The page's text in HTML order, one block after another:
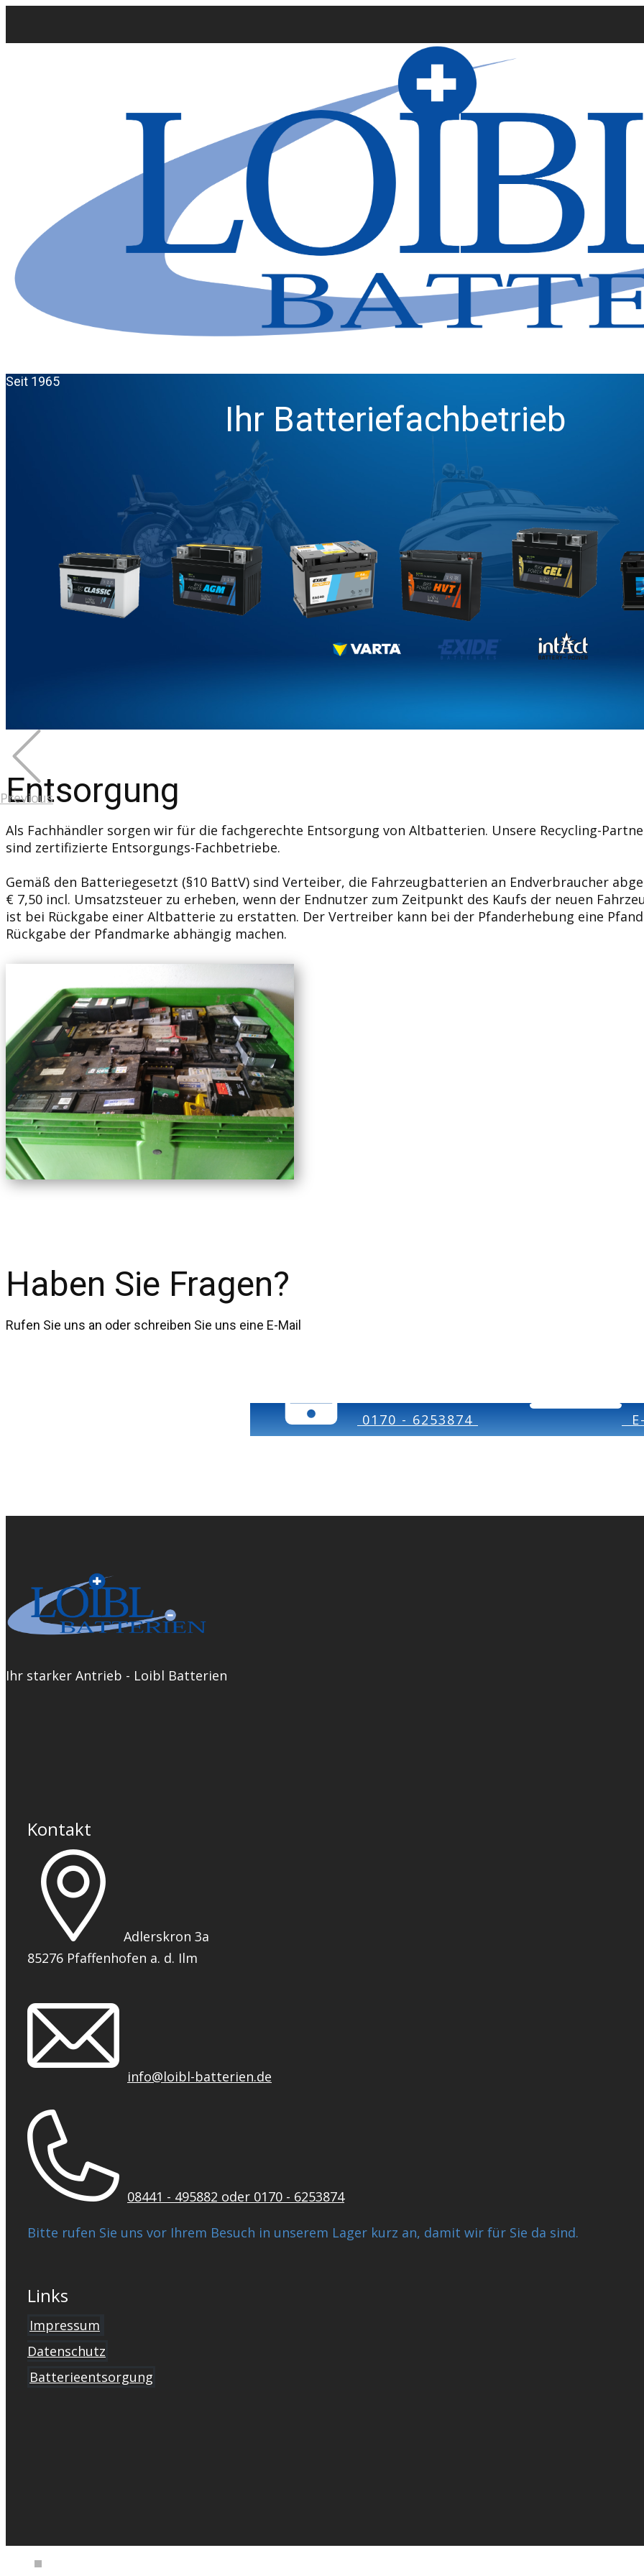
Seit 1965
Ihr Batteriefachbetrieb
Previous
Entsorgung
Als Fachhändler sorgen wir für die fachgerechte Entsorgung von Altbatterien. Unsere Recycling-
sind zertifizierte Entsorgungs-Fachbetriebe.
Gemäß den Batteriegesetzt (§10 BattV) sind Verteiber, die Fahrzeugbatterien an Endverbraucher
€ 7,50 incl. Umsatzsteuer zu erheben, wenn der Endnutzer zum Zeitpunkt des Kaufs der neuen
ist bei Rückgabe einer Altbatterie zu erstatten. Der Vertreiber kann bei der Pfanderhebung eine
Rückgabe der Pfandmarke abhängig machen.
Haben Sie Fragen?
Rufen Sie uns an oder schreiben Sie uns eine E-Mail
0170 - 6253874
Ihr starker Antrieb - Loibl Batterien
Kontakt
Adlerskron 3a
85276 Pfaffenhofen a. d. Ilm
info@loibl-batterien.de
08441 - 495882 oder 0170 - 6253874
Bitte rufen Sie uns vor Ihrem Besuch in unserem Lager kurz an, damit wir für Sie da sind.
Links
Impressum
Datenschutz
Batterieentsorgung